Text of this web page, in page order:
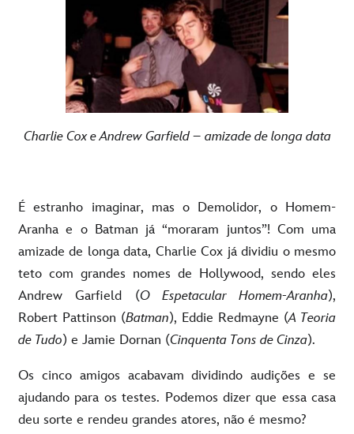
Charlie Cox e Andrew Garfield – amizade de longa data
É estranho imaginar, mas o Demolidor, o Homem-
Aranha e o Batman já “moraram juntos”! Com uma
amizade de longa data, Charlie Cox já dividiu o mesmo
teto com grandes nomes de Hollywood, sendo eles
Andrew Garfield (O Espetacular Homem-Aranha),
Robert Pattinson (Batman), Eddie Redmayne (A Teoria
de Tudo) e Jamie Dornan (Cinquenta Tons de Cinza).
Os cinco amigos acabavam dividindo audições e se
ajudando para os testes. Podemos dizer que essa casa
deu sorte e rendeu grandes atores, não é mesmo?